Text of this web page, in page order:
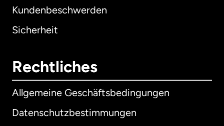
Kundenbeschwerden
Sicherheit
Rechtliches
Allgemeine Geschäftsbedingungen
Datenschutzbestimmungen